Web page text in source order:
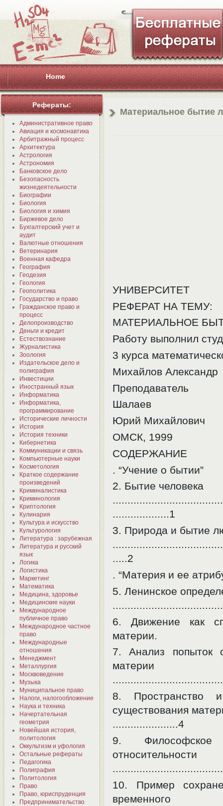
Home
Рефераты:
Административное право
Авиация и космонавтика
Арбитражный процесс
Архитектура
Астрология
Астрономия
Банковское дело
Безопасность
жизнедеятельности
Биографии
Биология
Биология и химия
Биржевое дело
Бухгалтерский учет и
аудит
Валютные отношения
Ветеринария
Военная кафедра
География
Геодезия
Геология
Геополитика
Государство и право
Гражданское право и
процесс
Делопроизводство
Деньги и кредит
Естествознание
Журналистика
Зоология
Издательское дело и
полиграфия
Инвестиции
Иностранный язык
Информатика
Информатика,
программирование
Исторические личности
История
История техники
Кибернетика
Коммуникации и связь
Компьютерные науки
Косметология
Краткое содержание
произведений
Криминалистика
Криминология
Криптология
Кулинария
Культура и искусство
Культурология
Литература : зарубежная
Литература и русский
язык
Логика
Логистика
Маркетинг
Математика
Медицина, здоровье
Медицинские науки
Международное
публичное право
Международное частное
право
Международные
отношения
Менеджмент
Металлургия
Москвоведение
Музыка
Муниципальное право
Налоги, налогообложение
Наука и техника
Начертательная
геометрия
Новейшая история,
политология
Оккультизм и уфология
Остальные рефераты
Педагогика
Полиграфия
Политология
Право
Право, юриспруденция
Предпринимательство
Материальное бытие
УНИВЕРСИТЕТ
РЕФЕРАТ НА ТЕМУ:
МАТЕРИАЛЬНОЕ
Работу выполнил
3 курса
Михайлов Александр
Преподаватель
Шалаев
Юрий Михайлович
ОМСК, 1999
СОДЕРЖАНИЕ
. “Учение о бытии”
2. Бытие человека
...................1
3. Природа и бытие
.....2
. “Материя и ее
5. Ленинское
6. Движение как
материи.
7. Анализ попыток
материи
8.
существования
......................4
9. Философское
относительности
10. Пример
временного